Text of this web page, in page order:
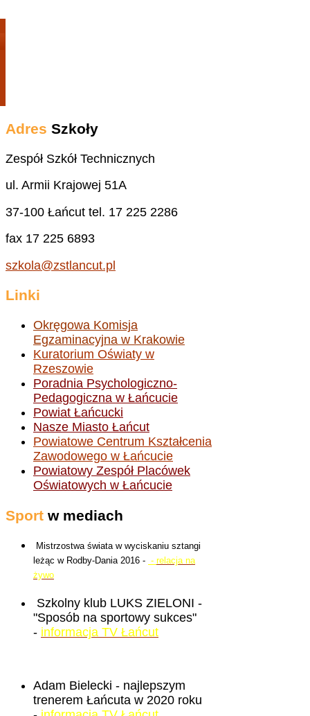
Adres Szkoły
Zespół Szkół Technicznych
ul. Armii Krajowej 51A
37-100 Łańcut tel. 17 225 2286
fax 17 225 6893
szkola@zstlancut.pl
Linki
Okręgowa Komisja
Egzaminacyjna w Krakowie
Kuratorium Oświaty w
Rzeszowie
Poradnia Psychologiczno-
Pedagogiczna w Łańcucie
Powiat Łańcucki
Nasze Miasto Łańcut
Powiatowe Centrum Kształcenia
Zawodowego w Łańcucie
Powiatowy Zespół Placówek
Oświatowych w Łańcucie
Sport w mediach
Mistrzostwa świata w wyciskaniu sztangi
leżąc w Rodby-Dania 2016 - - relacja na
żywo
Szkolny klub LUKS ZIELONI -
"Sposób na sportowy sukces"
- informacja TV Łańcut
Adam Bielecki - najlepszym
trenerem Łańcuta w 2020 roku